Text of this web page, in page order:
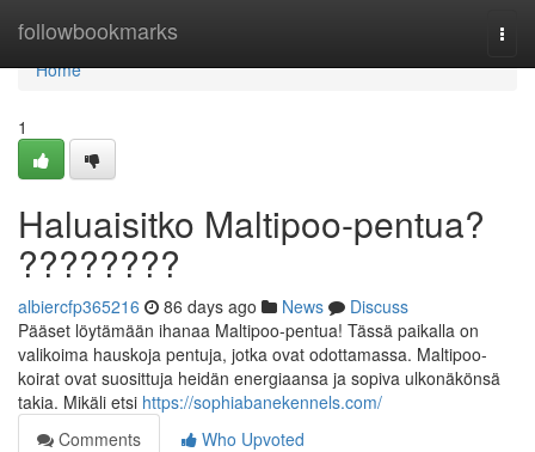
followbookmarks
Home
Home
1
Haluaisitko Maltipoo-pentua?
????????
albiercfp365216 86 days ago News
Discuss
Pääset löytämään ihanaa Maltipoo-pentua! Tässä paikalla on
valikoima hauskoja pentuja, jotka ovat odottamassa. Maltipoo-
koirat ovat suosittuja heidän energiaansa ja sopiva ulkonäkönsä
takia. Mikäli etsi https://sophiabanekennels.com/
Comments
Who Upvoted